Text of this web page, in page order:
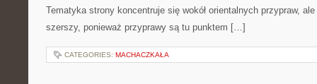
Tematyka strony koncentruje się wokół orientalnych przypraw,
szerszy, ponieważ przyprawy są tu punktem […]
CATEGORIES: MACHACZKAŁA